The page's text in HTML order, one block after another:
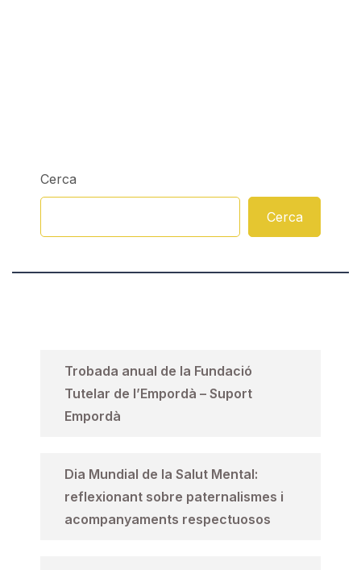
Cerca
Cerca
Trobada anual de la Fundació
Tutelar de l’Empordà – Suport
Empordà
Dia Mundial de la Salut Mental:
reflexionant sobre paternalismes i
acompanyaments respectuosos